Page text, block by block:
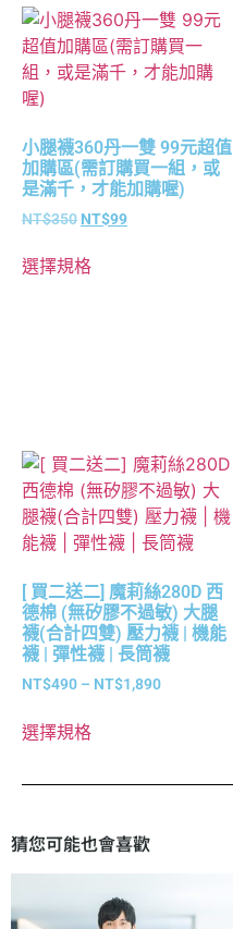
小腿襪360丹一雙 99元超值
加購區(需訂購買一組，或
是滿千，才能加購喔)
NT$350 NT$99
選擇規格
[ 買二送二] 魔莉絲280D 西
德棉 (無矽膠不過敏) 大腿
襪(合計四雙) 壓力襪 | 機能
襪 | 彈性襪 | 長筒襪
NT$490 – NT$1,890
選擇規格
猜您可能也會喜歡